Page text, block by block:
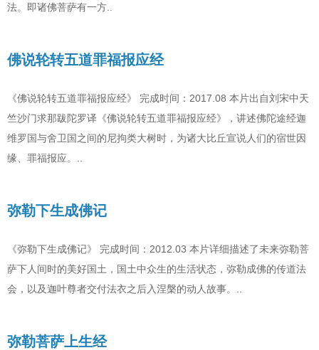
法。即诸佛菩萨有一方..
佛说轮转五道罪福报应经
《佛说轮转五道罪福报应经》 完成时间：2017.08 本片出自刘宋中天
竺沙门求那跋陀罗译《佛说轮转五道罪福报应经》，讲述佛陀途经迦
维罗国与舍卫国之间的尼拘类大树时，为诸大比丘宣说人们的宿世因
缘、罪福报应。..
弥勒下生成佛记
《弥勒下生成佛记》 完成时间：2012.03 本片详细描述了未来弥勒菩
萨下人间时的美好国土，国土中众生的生活状态，弥勒成佛的传道法
会，以及迦叶尊者交付法衣之后入涅槃的动人故事。..
弥勒菩萨上生经